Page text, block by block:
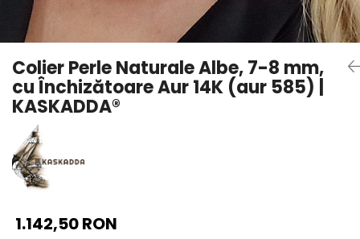
Seturi Perle cu Argint
Brățări cu Perle
Pandantive cu Perle
Brose cu Perle
Colier Perle Naturale Albe, 7-8 mm,
cu Închizătoare Aur 14K (aur 585) |
KASKADDA®
1.142,50 RON